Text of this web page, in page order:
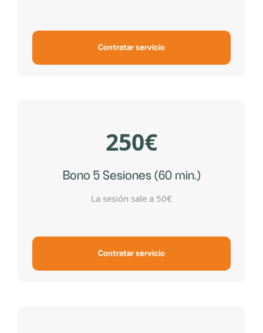
Contratar servicio
250€
Bono 5 Sesiones (60 min.)
La sesión sale a 50€
Contratar servicio